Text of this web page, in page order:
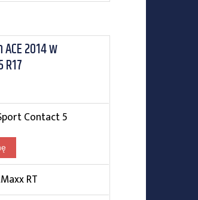
2014 w
Contact 5
RT